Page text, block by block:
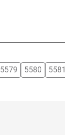
5579 5580 5581